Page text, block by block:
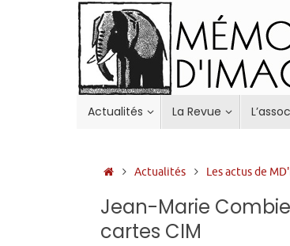
Actualités La Revue
Accueil
Actualités Les actus de
Jean-Marie
cartes CIM